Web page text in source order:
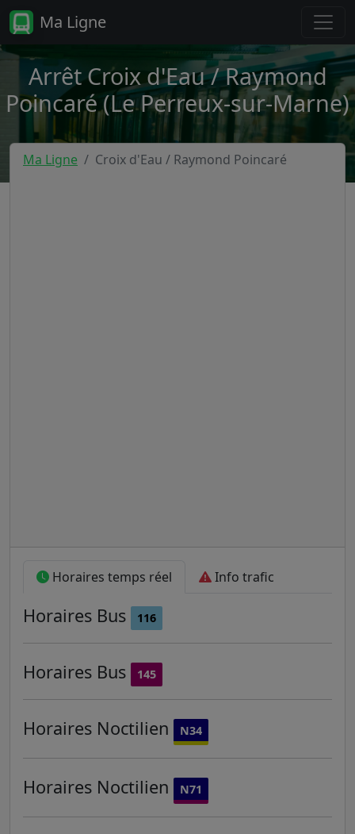
Ma Ligne
Arrêt Croix d'Eau / Raymond
Poincaré (Le Perreux-sur-Marne)
Ma Ligne Croix d'Eau / Raymond Poincaré
Horaires temps réel Info trafic
Horaires Bus 116
Horaires Bus 145
Horaires Noctilien N34
Horaires Noctilien N71